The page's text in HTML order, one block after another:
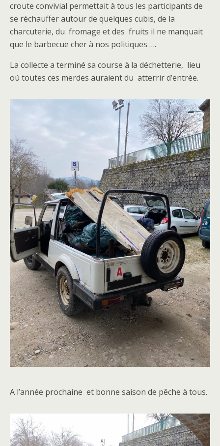
croute convivial permettait à tous les participants de
se réchauffer autour de quelques cubis, de la
charcuterie, du fromage et des fruits il ne manquait
que le barbecue cher à nos politiques ….
La collecte a terminé sa course à la déchetterie, lieu
où toutes ces merdes auraient du atterrir d’entrée.
A l’année prochaine et bonne saison de pêche à tous.